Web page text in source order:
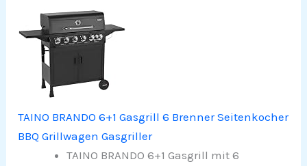
TAINO BRANDO 6+1 Gasgrill 6 Brenner Seitenkocher
BBQ Grillwagen Gasgriller
TAINO BRANDO 6+1 Gasgrill mit 6